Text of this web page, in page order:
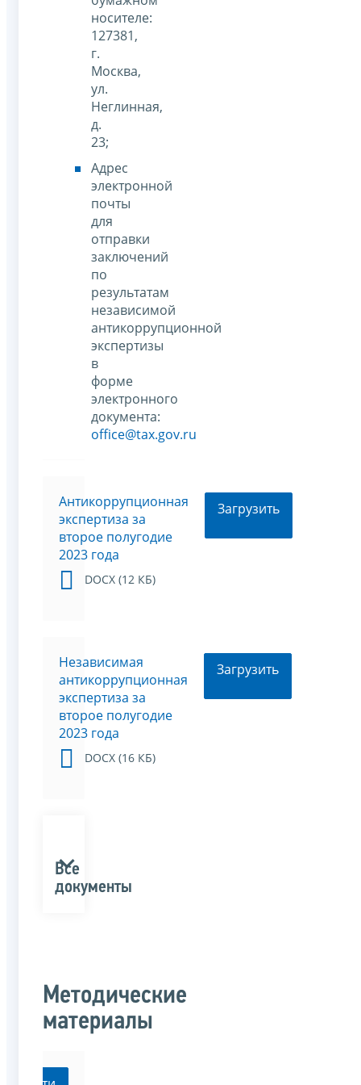
носителе:
127381,
г.
Москва,
ул.
Неглинная,
д.
23;
Адрес
электронной
почты
для
отправки
заключений
по
результатам
независимой
антикоррупционной
экспертизы
в
форме
электронного
документа:
office@tax.gov.ru
Антикоррупционная
экспертиза за
второе полугодие
2023 года
DOCX (12 КБ)
Загрузить
Независимая
антикоррупционная
экспертиза за
второе полугодие
2023 года
DOCX (16 КБ)
Загрузить
Все
документы
Методические
материалы